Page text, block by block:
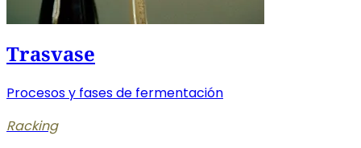
Trasvase
Procesos y fases de fermentación
Racking